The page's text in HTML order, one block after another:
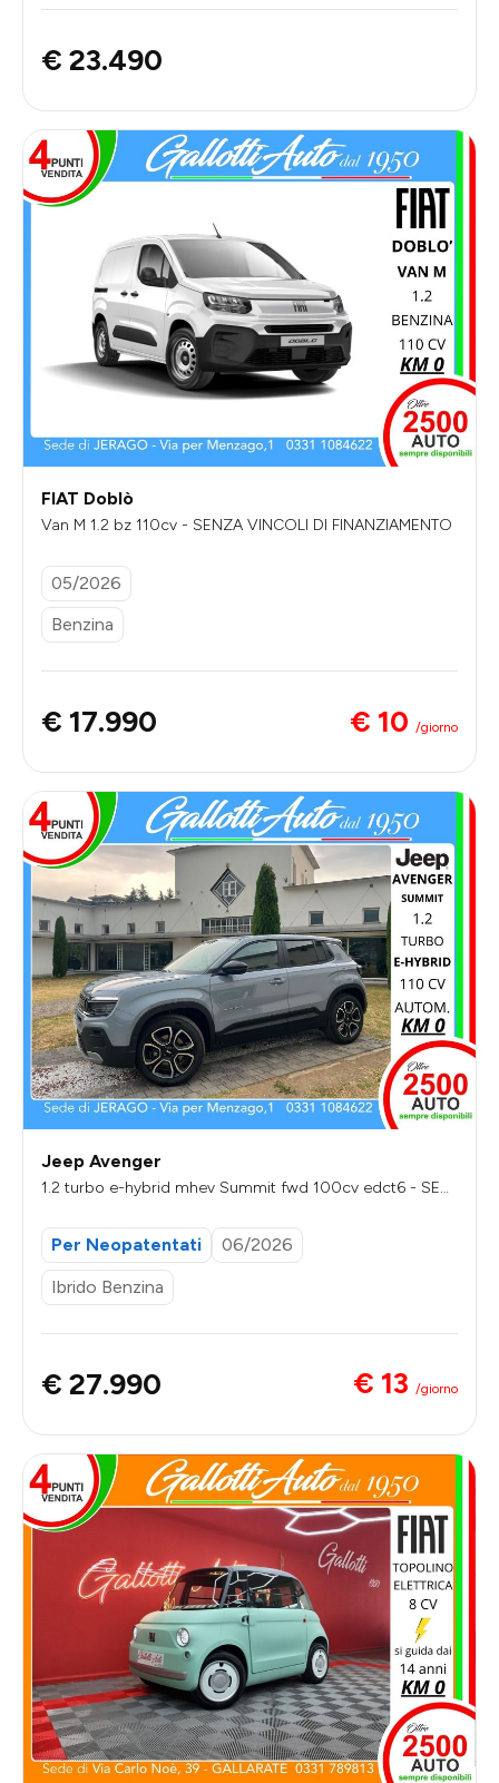
€ 23.490
FIAT Doblò
Van M 1.2 bz 110cv - SENZA VINCOLI DI FINANZIAMENTO
05/2026
Benzina
€ 17.990 € 10 /giorno
Jeep Avenger
1.2 turbo e-hybrid mhev Summit fwd 100cv edct6 - SEN
Per Neopatentati
06/2026
Ibrido Benzina
€ 27.990 € 13 /giorno